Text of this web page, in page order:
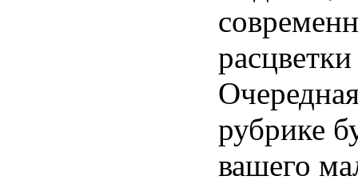
рубрике
вашего